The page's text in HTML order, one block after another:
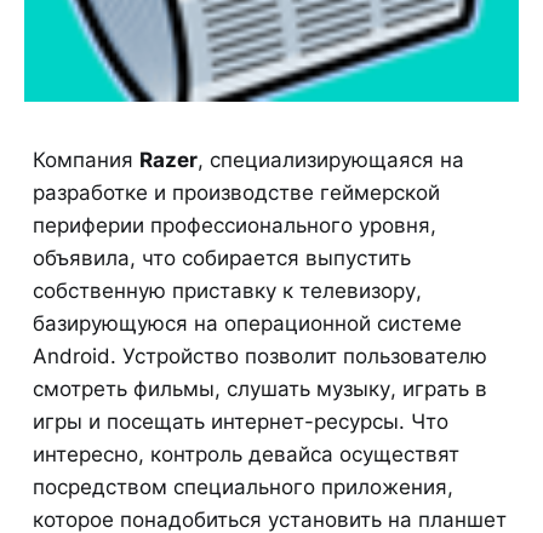
Компания Razer, специализирующаяся на
разработке и производстве геймерской
периферии профессионального уровня,
объявила, что собирается выпустить
собственную приставку к телевизору,
базирующуюся на операционной системе
Android. Устройство позволит пользователю
смотреть фильмы, слушать музыку, играть в
игры и посещать интернет-ресурсы. Что
интересно, контроль девайса осуществят
посредством специального приложения,
которое понадобиться установить на планшет